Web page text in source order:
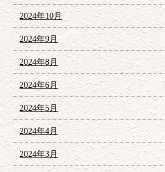
2024年10月
2024年9月
2024年8月
2024年6月
2024年5月
2024年4月
2024年3月